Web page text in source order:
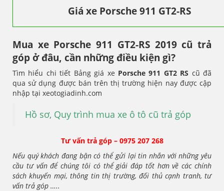
Giá xe Porsche 911 GT2-RS
Mua xe Porsche 911 GT2-RS 2019 cũ trả
góp ở đâu, cần những điều kiện gì?
Tìm hiểu chi tiết Bảng giá xe Porsche 911 GT2 RS cũ đã
qua sử dụng được bán trên thị trường hiện nay được cập
nhập tại xeotogiadinh.com
Hồ sơ, Quy trình mua xe ô tô cũ trả góp
Tư vấn trả góp – 0975 207 268
Nếu quý khách đang bận có thể gửi lại tin nhắn với những yêu
cầu tư vấn để chúng tôi có thể giải đáp tốt hơn về các chính
sách khuyến mại, thông tin thị trường, đối thủ cạnh tranh, tư
vấn trả góp …..